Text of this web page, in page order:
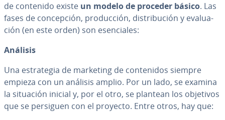
de contenido existe un modelo de proceder básico. Las
fases de co­n­ce­p­ción, pro­du­c­ción, di­s­tri­bu­ción y eva­lua­
ción (en este orden) son ese­n­cia­les:
Análisis
Una es­tra­te­gia de marketing de co­n­te­ni­dos siempre
empieza con un análisis amplio. Por un lado, se examina
la situación inicial y, por el otro, se plantean los objetivos
que se persiguen con el proyecto. Entre otros, hay que: